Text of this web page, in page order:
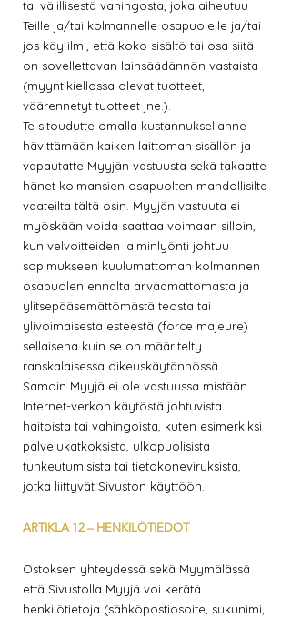
tai välillisestä vahingosta, joka aiheutuu
Teille ja/tai kolmannelle osapuolelle ja/tai
jos käy ilmi, että koko sisältö tai osa siitä
on sovellettavan lainsäädännön vastaista
(myyntikiellossa olevat tuotteet,
väärennetyt tuotteet jne.).
Te sitoudutte omalla kustannuksellanne
hävittämään kaiken laittoman sisällön ja
vapautatte Myyjän vastuusta sekä takaatte
hänet kolmansien osapuolten mahdollisilta
vaateilta tältä osin. Myyjän vastuuta ei
myöskään voida saattaa voimaan silloin,
kun velvoitteiden laiminlyönti johtuu
sopimukseen kuulumattoman kolmannen
osapuolen ennalta arvaamattomasta ja
ylitsepääsemättömästä teosta tai
ylivoimaisesta esteestä (force majeure)
sellaisena kuin se on määritelty
ranskalaisessa oikeuskäytännössä.
Samoin Myyjä ei ole vastuussa mistään
Internet-verkon käytöstä johtuvista
haitoista tai vahingoista, kuten esimerkiksi
palvelukatkoksista, ulkopuolisista
tunkeutumisista tai tietokoneviruksista,
jotka liittyvät Sivuston käyttöön.
ARTIKLA 12 – HENKILÖTIEDOT
Ostoksen yhteydessä sekä Myymälässä
että Sivustolla Myyjä voi kerätä
henkilötietoja (sähköpostiosoite, sukunimi,